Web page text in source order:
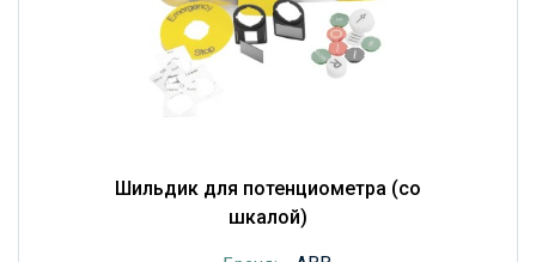
Шильдик для потенциометра (со
шкалой)